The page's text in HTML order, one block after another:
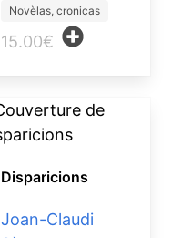
Novèlas, cronicas
15.00€
Disparicions
Joan-Claudi